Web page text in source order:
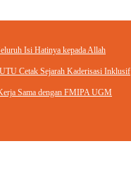
Isi Hatinya kepada Allah
Cetak Sejarah Kaderisasi Inklusif
Sama dengan FMIPA UGM